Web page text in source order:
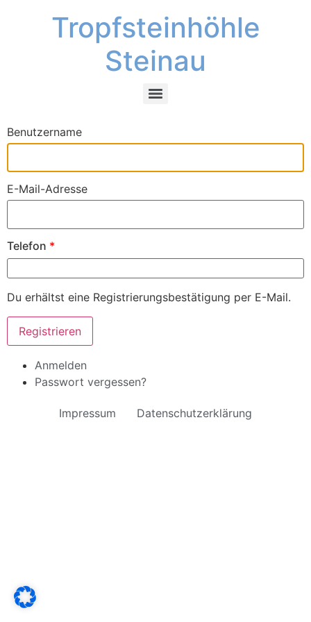
Tropfsteinhöhle
Steinau
Benutzername
E-Mail-Adresse
Telefon *
Du erhältst eine Registrierungsbestätigung per E-Mail.
Registrieren
Anmelden
Passwort vergessen?
Impressum Datenschutzerklärung